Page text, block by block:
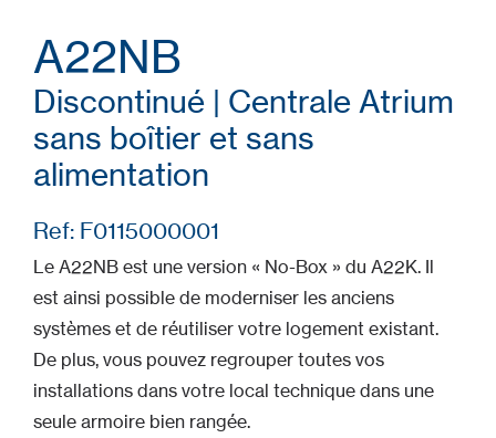
A22NB
Discontinué | Centrale Atrium
sans boîtier et sans
alimentation
Ref: F0115000001
Le A22NB est une version « No-Box » du A22K. Il
est ainsi possible de moderniser les anciens
systèmes et de réutiliser votre logement existant.
De plus, vous pouvez regrouper toutes vos
installations dans votre local technique dans une
seule armoire bien rangée.